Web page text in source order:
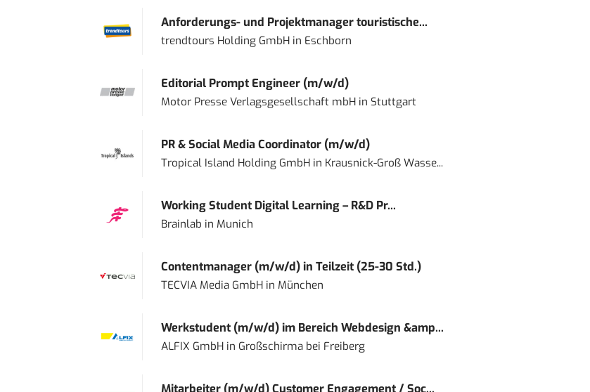
Anforderungs- und Projektmanager touristische...
trendtours Holding GmbHin Eschborn
Editorial Prompt Engineer (m/w/d)
Motor Presse Verlagsgesellschaft mbHin Stuttgart
PR & Social Media Coordinator (m/w/d)
Tropical Island Holding GmbHin Krausnick-Groß Wasse...
Working Student Digital Learning – R&D Pr...
Brainlab in Munich
Contentmanager (m/w/d) in Teilzeit (25-30 Std.)
TECVIA Media GmbHin München
Werkstudent (m/w/d) im Bereich Webdesign &amp...
ALFIX GmbHin Großschirma bei Freiberg
Mitarbeiter (m/w/d) Customer Engagement / Soc...